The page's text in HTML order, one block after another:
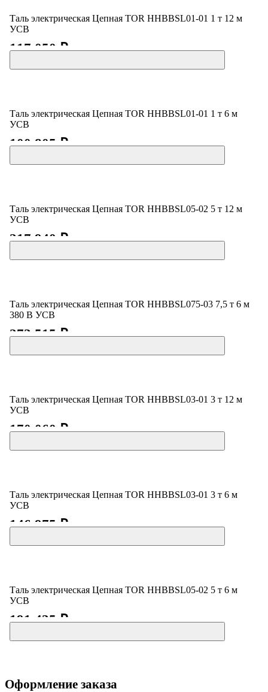
Таль электрическая Цепная TOR HHBBSL01-01 1 т 12 м
УСВ
117 050 ₽
Таль электрическая Цепная TOR HHBBSL01-01 1 т 6 м
УСВ
100 805 ₽
Таль электрическая Цепная TOR HHBBSL05-02 5 т 12 м
УСВ
217 940 ₽
Таль электрическая Цепная TOR HHBBSL075-03 7,5 т 6 м
380 В УСВ
273 515 ₽
Таль электрическая Цепная TOR HHBBSL03-01 3 т 12 м
УСВ
170 060 ₽
Таль электрическая Цепная TOR HHBBSL03-01 3 т 6 м
УСВ
146 975 ₽
Таль электрическая Цепная TOR HHBBSL05-02 5 т 6 м
УСВ
191 435 ₽
Оформление заказа